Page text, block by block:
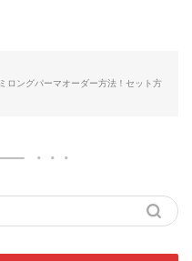
ロングパーマオーダー方法！セット方